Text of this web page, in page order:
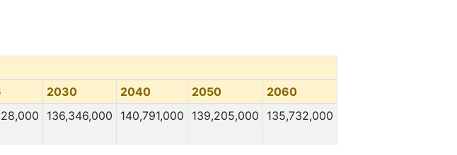
2030 2040 2050
2060
136,346,000 140,791,000 139,205,000 135,732,000